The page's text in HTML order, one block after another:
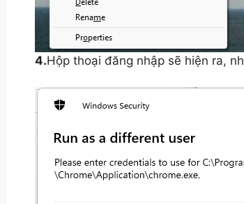
4.Hộp thoại đăng nhập sẽ hiện ra,